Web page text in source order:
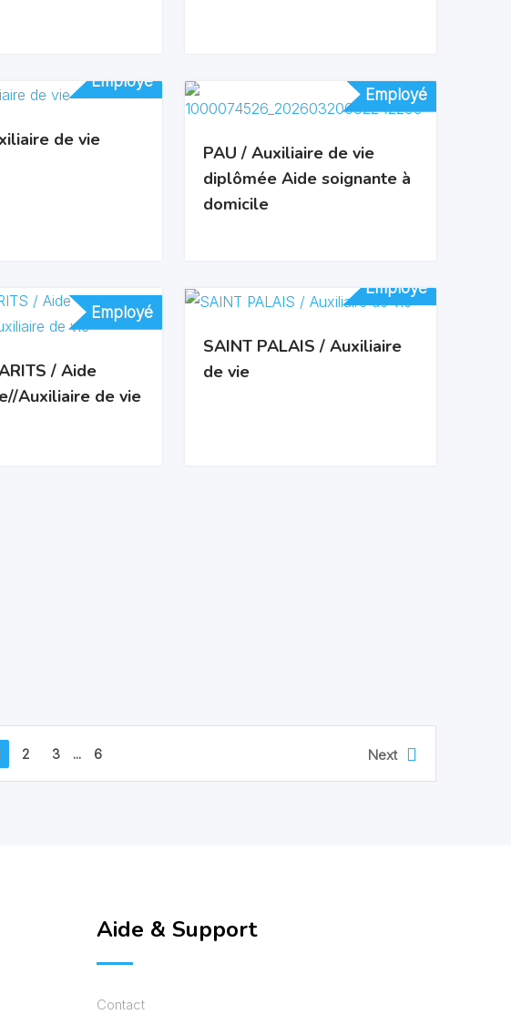
Employé
Employé
de vie
Employé
Employé
PAU / Auxiliaire de vie
diplômée Aide soignante à
domicile
Employé
Employé
/ Aide
Auxiliaire de vie
Employé
Employé
SAINT PALAIS / Auxiliaire
de vie
2 3 ... 6 Next
Aide & Support
Contact